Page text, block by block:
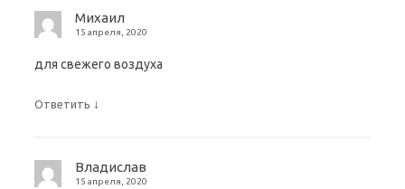
Михаил
15 апреля, 2020
для свежего воздуха
Ответить ↓
Владислав
15 апреля, 2020